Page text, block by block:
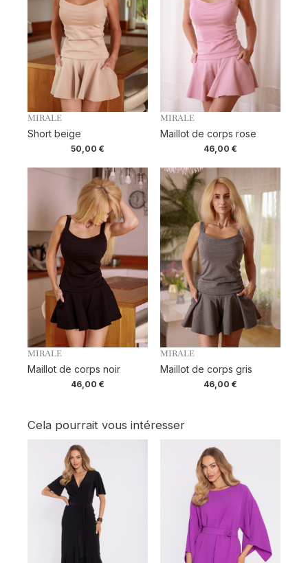
MIRALE
Short beige
50,00€
MIRALE
Maillot de corps rose
46,00 €
MIRALE
Maillot de corps noir
46,00€
MIRALE
Maillot de corps gris
46,00 €
Cela pourrait vous intéresser